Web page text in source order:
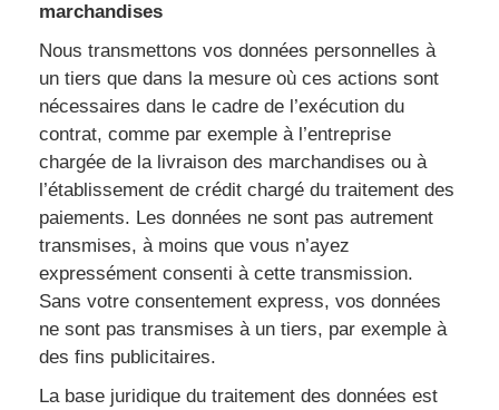
marchandises
Nous transmettons vos données personnelles à
un tiers que dans la mesure où ces actions sont
nécessaires dans le cadre de l’exécution du
contrat, comme par exemple à l’entreprise
chargée de la livraison des marchandises ou à
l’établissement de crédit chargé du traitement des
paiements. Les données ne sont pas autrement
transmises, à moins que vous n’ayez
expressément consenti à cette transmission.
Sans votre consentement express, vos données
ne sont pas transmises à un tiers, par exemple à
des fins publicitaires.
La base juridique du traitement des données est